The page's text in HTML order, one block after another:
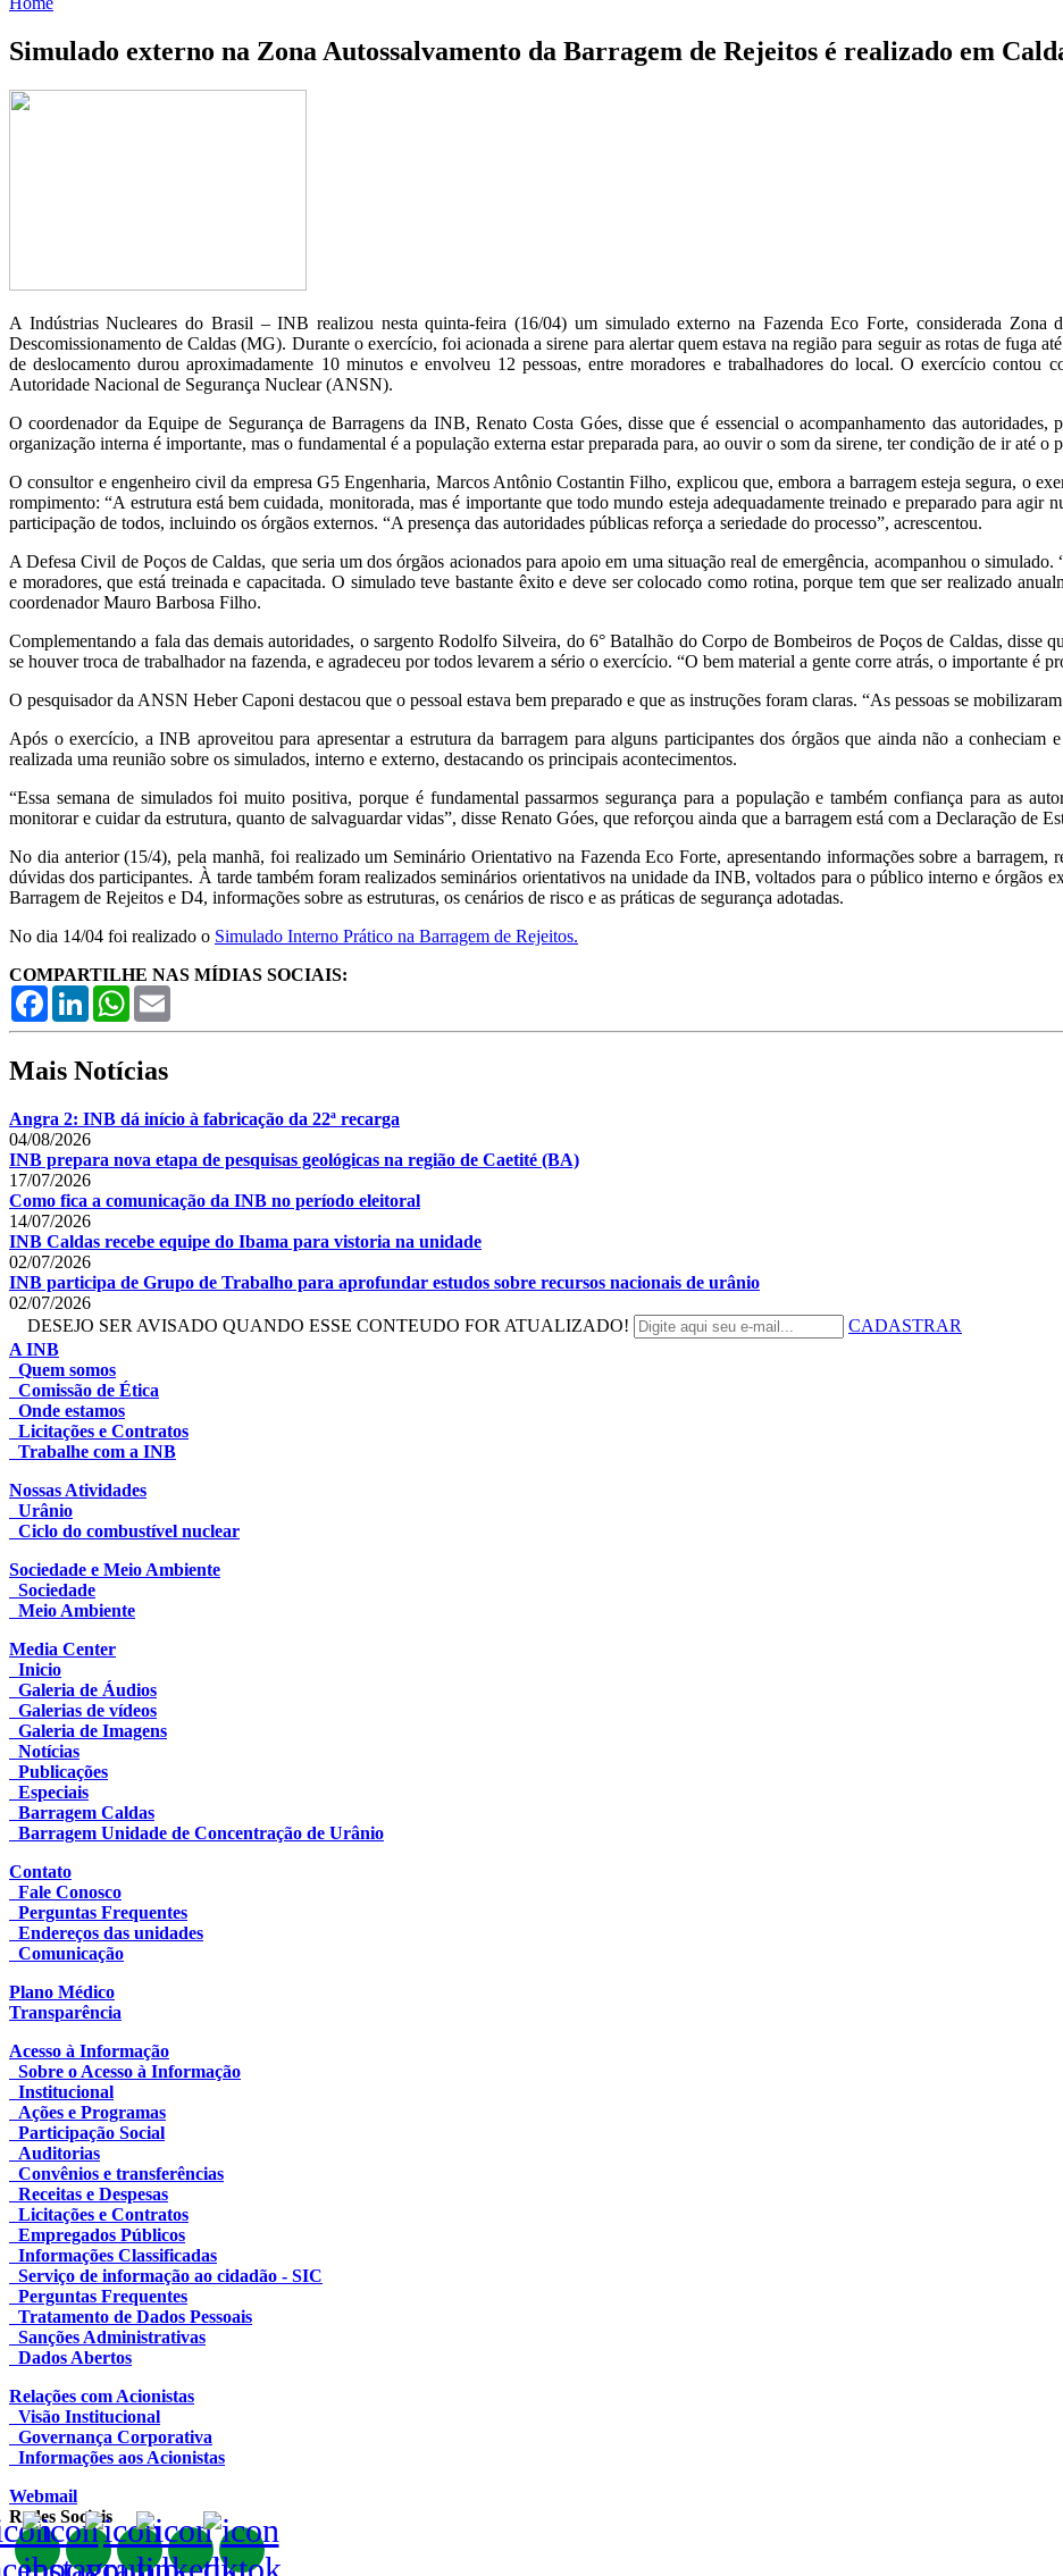
Simulado externo na Zona Autossalvamento da Barragem de Rejeitos é realizado em
A Indústrias Nucleares do Brasil – INB realizou nesta quinta-feira (16/04) um simulado externo na Fazenda Eco Forte, considerada Zona
Descomissionamento de Caldas (MG). Durante o exercício, foi acionada a sirene para alertar quem estava na região para seguir as rotas de fuga
de deslocamento durou aproximadamente 10 minutos e envolveu 12 pessoas, entre moradores e trabalhadores do local. O exercício
Autoridade Nacional de Segurança Nuclear (ANSN).
O coordenador da Equipe de Segurança de Barragens da INB, Renato Costa Góes, disse que é essencial o acompanhamento das autoridades,
organização interna é importante, mas o fundamental é a população externa estar preparada para, ao ouvir o som da sirene, ter condição de ir até o
O consultor e engenheiro civil da empresa G5 Engenharia, Marcos Antônio Costantin Filho, explicou que, embora a barragem esteja segura, o
rompimento: “A estrutura está bem cuidada, monitorada, mas é importante que todo mundo esteja adequadamente treinado e preparado para agir
participação de todos, incluindo os órgãos externos. “A presença das autoridades públicas reforça a seriedade do processo”, acrescentou.
A Defesa Civil de Poços de Caldas, que seria um dos órgãos acionados para apoio em uma situação real de emergência, acompanhou o
e moradores, que está treinada e capacitada. O simulado teve bastante êxito e deve ser colocado como rotina, porque tem que ser realizado
coordenador Mauro Barbosa Filho.
Complementando a fala das demais autoridades, o sargento Rodolfo Silveira, do 6° Batalhão do Corpo de Bombeiros de Poços de Caldas, disse
se houver troca de trabalhador na fazenda, e agradeceu por todos levarem a sério o exercício. “O bem material a gente corre atrás, o importante é
O pesquisador da ANSN Heber Caponi destacou que o pessoal estava bem preparado e que as instruções foram claras. “As pessoas se
Após o exercício, a INB aproveitou para apresentar a estrutura da barragem para alguns participantes dos órgãos que ainda não a
realizada uma reunião sobre os simulados, interno e externo, destacando os principais acontecimentos.
“Essa semana de simulados foi muito positiva, porque é fundamental passarmos segurança para a população e também confiança para as
monitorar e cuidar da estrutura, quanto de salvaguardar vidas”, disse Renato Góes, que reforçou ainda que a barragem está com a Declaração de
No dia anterior (15/4), pela manhã, foi realizado um Seminário Orientativo na Fazenda Eco Forte, apresentando informações sobre a barragem,
dúvidas dos participantes. À tarde também foram realizados seminários orientativos na unidade da INB, voltados para o público interno e órgãos
Barragem de Rejeitos e D4, informações sobre as estruturas, os cenários de risco e as práticas de segurança adotadas.
No dia 14/04 foi realizado o Simulado Interno Prático na Barragem de Rejeitos.
COMPARTILHE NAS MÍDIAS SOCIAIS:
FacebookLinkedInWhatsApp
Mais Notícias
Angra 2: INB dá início à fabricação da 22ª recarga
04/08/2026
INB prepara nova etapa de pesquisas geológicas na região de Caetité (BA)
17/07/2026
Como fica a comunicação da INB no período eleitoral
14/07/2026
INB Caldas recebe equipe do Ibama para vistoria na unidade
02/07/2026
INB participa de Grupo de Trabalho para aprofundar estudos sobre recursos nacionais de urânio
02/07/2026
DESEJO SER AVISADO QUANDO ESSE CONTEUDO FOR ATUALIZADO!
CADASTRAR
A INB
Quem somos
Comissão de Ética
Onde estamos
Licitações e Contratos
Trabalhe com a INB
Nossas Atividades
Urânio
Ciclo do combustível nuclear
Sociedade e Meio Ambiente
Sociedade
Meio Ambiente
Media Center
Inicio
Galeria de Áudios
Galerias de vídeos
Galeria de Imagens
Notícias
Publicações
Especiais
Barragem Caldas
Barragem Unidade de Concentração de Urânio
Contato
Fale Conosco
Perguntas Frequentes
Endereços das unidades
Comunicação
Plano Médico
Transparência
Acesso à Informação
Sobre o Acesso à Informação
Institucional
Ações e Programas
Participação Social
Auditorias
Convênios e transferências
Receitas e Despesas
Licitações e Contratos
Empregados Públicos
Informações Classificadas
Serviço de informação ao cidadão - SIC
Perguntas Frequentes
Tratamento de Dados Pessoais
Sanções Administrativas
Dados Abertos
Relações com Acionistas
Visão Institucional
Governança Corporativa
Informações aos Acionistas
Webmail
Redes Sociais